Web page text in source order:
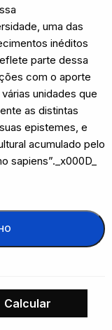
uma das
inéditos
parte dessa
com o aporte
unidades que
as distintas
epistemes, e
acumulado pelo
sapiens”._x000D_